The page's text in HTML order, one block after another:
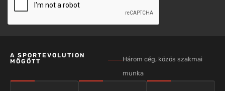
A SPORTEVOLUTION
MÖGÖTT
Három cég, közös szakmai
munka